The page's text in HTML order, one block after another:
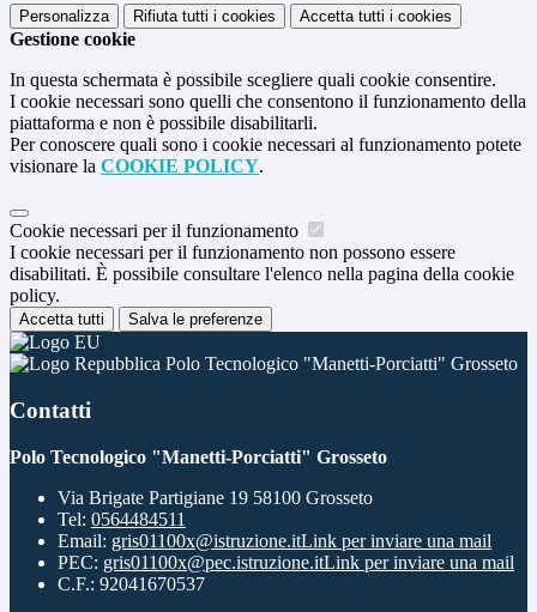
Personalizza Rifiuta tutti i cookies Accetta tutti i cookies
Gestione cookie
In questa schermata è possibile scegliere quali cookie consentire.
I cookie necessari sono quelli che consentono il funzionamento della
piattaforma e non è possibile disabilitarli.
Per conoscere quali sono i cookie necessari al funzionamento potete
visionare la COOKIE POLICY.
Cookie necessari per il funzionamento
I cookie necessari per il funzionamento non possono essere
disabilitati. È possibile consultare l'elenco nella pagina della cookie
policy.
Accetta tutti Salva le preferenze
Polo Tecnologico "Manetti-Porciatti" Grosseto
Contatti
Polo Tecnologico "Manetti-Porciatti" Grosseto
Via Brigate Partigiane 19 58100 Grosseto
Tel: 0564484511
Email: gris01100x@istruzione.itLink per inviare una mail
PEC: gris01100x@pec.istruzione.itLink per inviare una mail
C.F.: 92041670537